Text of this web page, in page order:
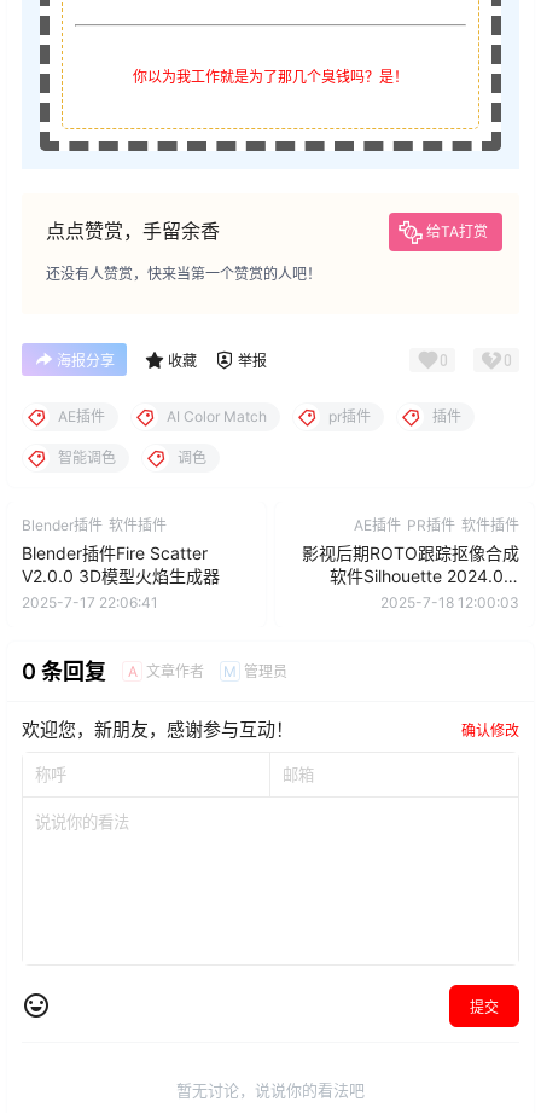
你以为我工作就是为了那几个臭钱吗？是！
点点赞赏，手留余香 给TA打赏
还没有人赞赏，快来当第一个赞赏的人吧！
海报分享 收藏 举报 0 0
AE插件 AI Color Match pr插件 插件
智能调色 调色
Blender插件 软件插件
Blender插件Fire Scatter
V2.0.0 3D模型火焰生成器
2025-7-17 22:06:41
AE插件 PR插件 软件插件
影视后期ROTO跟踪抠像合成
软件Silhouette 2024.0.0
AE/PR/达芬奇/VEGAS/OFX插
2025-7-18 12:00:03
0 条回复 A 文章作者 M 管理员
欢迎您，新朋友，感谢参与互动！ 确认修改
提交
暂无讨论，说说你的看法吧